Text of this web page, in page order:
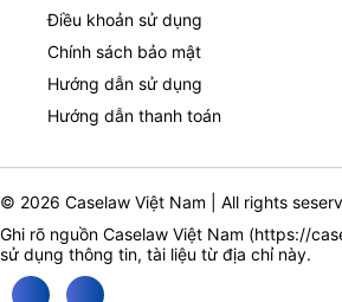
Điều khoản sử dụng
Chính sách bảo mật
Hướng dẫn sử dụng
Hướng dẫn thanh toán
© 2026 Caselaw Việt Nam | All rights
Ghi rõ nguồn Caselaw Việt Nam (https://
sử dụng thông tin, tài liệu từ địa chỉ này.